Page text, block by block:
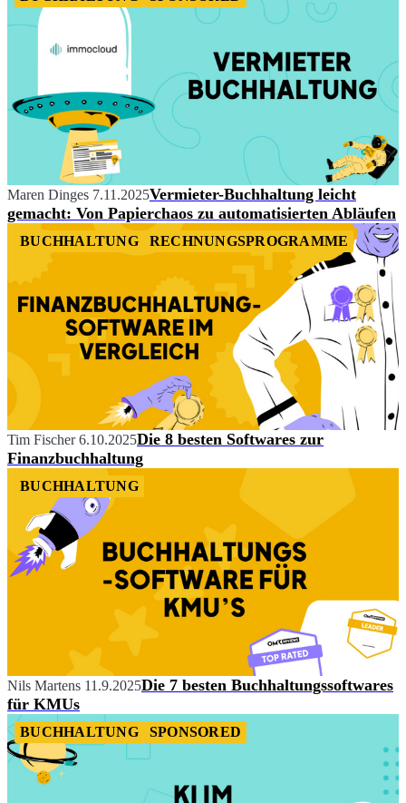
Maren Dinges 7.11.2025Vermieter-Buchhaltung leicht
gemacht: Von Papierchaos zu automatisierten Abläufen
BUCHHALTUNG RECHNUNGSPROGRAMME
Tim Fischer 6.10.2025Die 8 besten Softwares zur
Finanzbuchhaltung
BUCHHALTUNG
Nils Martens 11.9.2025Die 7 besten Buchhaltungssoftwares
für KMUs
BUCHHALTUNG SPONSORED